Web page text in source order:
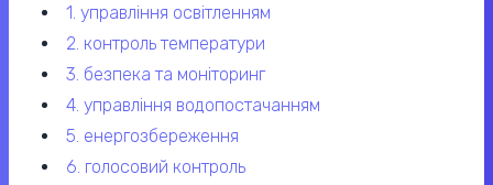
1. управління освітленням
2. контроль температури
3. безпека та моніторинг
4. управління водопостачанням
5. енергозбереження
6. голосовий контроль